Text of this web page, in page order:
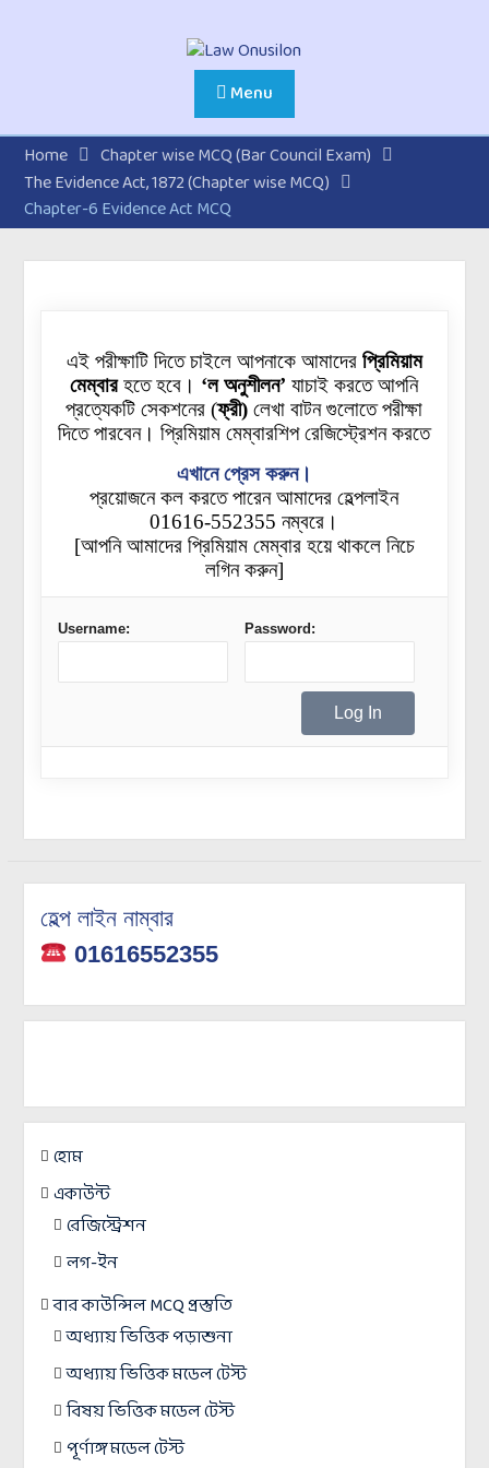
Menu
Home
Chapter wise MCQ (Bar Council Exam)
The Evidence Act, 1872 (Chapter wise MCQ)
Chapter-6 Evidence Act MCQ
এই পরীক্ষাটি দিতে চাইলে আপনাকে আমাদের প্রিমিয়াম
মেম্বারহতে হবে। ‘ল অনুশীলন’ যাচাই করতে আপনি
প্রত্যেকটিসেকশনের (ফ্রী) লেখা বাটন গুলোতে পরীক্ষা
দিতে পারবেন। প্রিমিয়াম মেম্বারশিপ রেজিস্ট্রেশন করতে
এখানে প্রেস করুন।
প্রয়োজনে কল করতে পারেন আমাদের হেল্পলাইন
01616-552355 নম্বরে।
[আপনি আমাদের প্রিমিয়াম মেম্বার হয়ে থাকলে নিচে
লগিন করুন]
Username: Password:
হেল্প লাইন নাম্বার
01616552355
হোম
একাউন্ট
রেজিস্ট্রেশন
লগ-ইন
বার কাউন্সিল MCQ প্রস্তুতি
অধ্যায় ভিত্তিক পড়াশুনা
অধ্যায় ভিত্তিক মডেল টেস্ট
বিষয় ভিত্তিক মডেল টেস্ট
পূর্ণাঙ্গ মডেল টেস্ট